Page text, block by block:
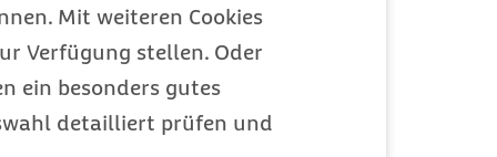
Mit weiteren Cookies
Verfügung stellen. Oder
ein besonders gutes
detailliert prüfen und